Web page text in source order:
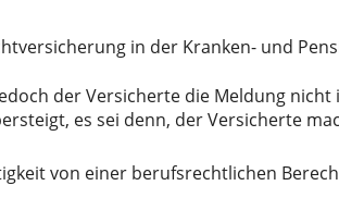
in der Kranken- und
der Versicherte die Meldung
es sei denn, der Versicherte
von einer berufsrechtlichen